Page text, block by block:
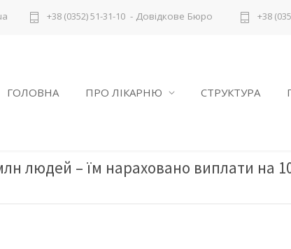
+38 (0352) 51-31-10 - Довідкове Бюро +38
ГОЛОВНА ПРО ЛІКАРНЮ СТРУКТУРА
людей – їм нараховано виплати на